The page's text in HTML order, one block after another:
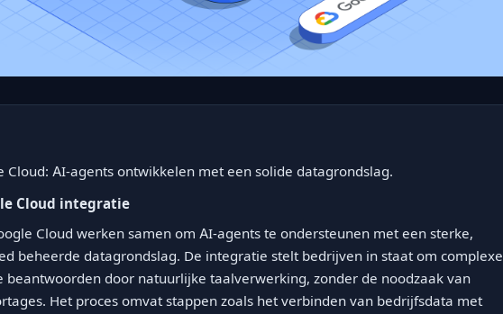
Cloud: AI-agents ontwikkelen met een solide datagrondslag.
Cloud integratie
Cloud werken samen om AI-agents te ondersteunen met een sterke,
beheerde datagrondslag. De integratie stelt bedrijven in staat om complexe
beantwoorden door natuurlijke taalverwerking, zonder de noodzaak van
Het proces omvat stappen zoals het verbinden van bedrijfsdata met